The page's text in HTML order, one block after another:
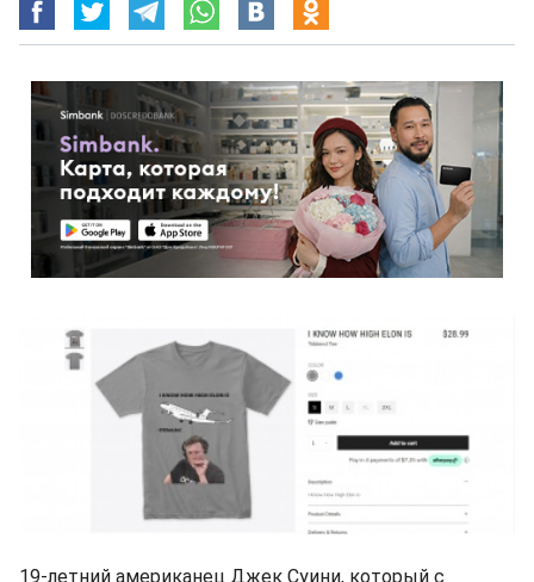
19-летний американец Джек Суини, который с